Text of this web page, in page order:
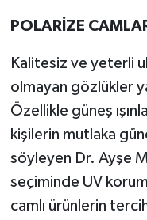
POLARİZE
Kalitesiz ve yeterli
olmayan gözlükler
Özellikle güneş
kişilerin mutlaka
söyleyen Dr. Ayşe
seçiminde UV
camlı ürünlerin